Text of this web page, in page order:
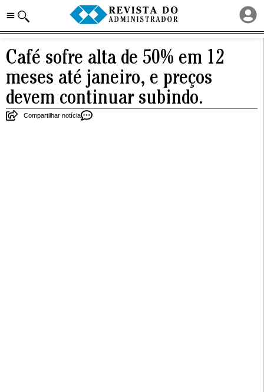
Café sofre alta de 50% em 12
meses até janeiro, e preços
devem continuar subindo.
Compartilhar notícia